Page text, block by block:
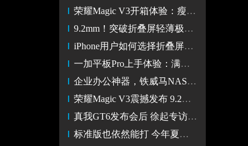
荣耀Magic V3开箱体验：瘦身黑科技加持打造极致轻薄
9.2mm！突破折叠屏轻薄极限 荣耀Magic V3丝路敦煌图赏
iPhone用户如何选择折叠屏手机？首推荣耀Magic V3
一加平板Pro上手体验：满级性能加上一块好屏 娱乐办公都适用
企业办公神器，铁威马NAS为4K编辑注入无限可能
荣耀Magic V3震撼发布 9.2mm再次创造折叠屏轻薄新纪录
真我GT6发布会后 徐起专访：借AI东风狂奔的真我
标准版也依然能打 今年夏季换机就看准这些机型